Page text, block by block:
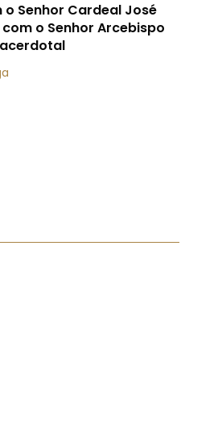
Senhor Cardeal José
o Senhor Arcebispo